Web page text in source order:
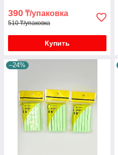
390 ₸/упаковка
510 ₸/упаковка
Купить
–24%